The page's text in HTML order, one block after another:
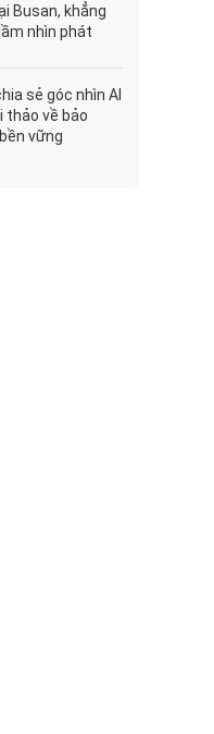
Busan, khẳng
nhìn phát
sẻ góc nhìn AI
thảo về bảo
vững